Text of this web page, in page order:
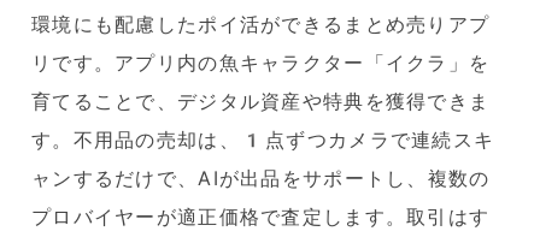
環境にも配慮したポイ活ができるまとめ売りアプ
リです。アプリ内の魚キャラクター「イクラ」を
育てることで、デジタル資産や特典を獲得できま
す。不用品の売却は、1点ずつカメラで連続スキ
ャンするだけで、AIが出品をサポートし、複数の
プロバイヤーが適正価格で査定します。取引はす